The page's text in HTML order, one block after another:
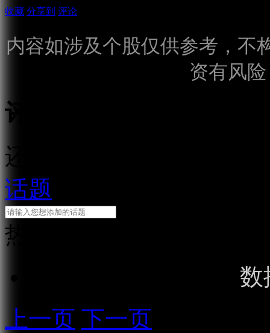
收藏 分享到 评论
内容如涉及个股仅供参考，不
资有风
评论
还需输入10个字
话题
热门话题
数
上一页 下一页